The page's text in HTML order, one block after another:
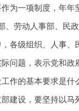
为一项制度，年年
、劳动人事部、
各级组织、人事
问题，表示党和政
作的基本要求是什
建设，要坚持以